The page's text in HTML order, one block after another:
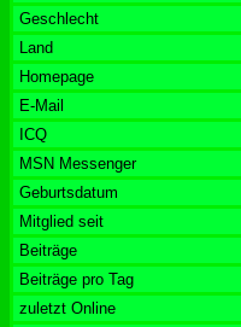
Geschlecht
Land
Homepage
E-Mail
ICQ
MSN Messenger
Geburtsdatum
Mitglied seit
Beiträge
Beiträge pro Tag
zuletzt Online